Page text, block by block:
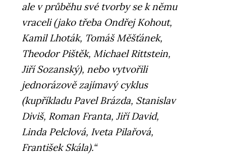
ale v průběhu své tvorby se k němu
vraceli (jako třeba Ondřej Kohout,
Kamil Lhoták, Tomáš Měšťánek,
Theodor Pištěk, Michael Rittstein,
Jiří Sozanský), nebo vytvořili
jednorázově zajímavý cyklus
(kupříkladu Pavel Brázda, Stanislav
Diviš, Roman Franta, Jiří David,
Linda Pelclová, Iveta Pilařová,
František Skála).“